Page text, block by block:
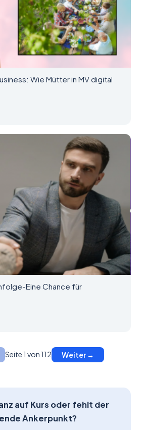
Wie Mütter in MV digital
Eine Chance für
Seite 1 von 112 Weiter →
auf Kurs oder fehlt der
Ankerpunkt?